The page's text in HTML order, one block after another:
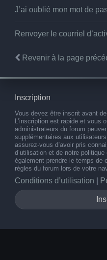
J’ai oublié mon mot de
Renvoyer le courriel
Revenir à la page
Inscription
Vous devez être inscrit avant
L’inscription est rapide et vous
administrateurs du forum
supplémentaires aux
assurez-vous d’avoir pris
d’utilisation et de notre
également prendre le temps de
règles du forum lors de votre
Conditions d’utilisation